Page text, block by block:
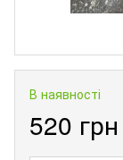
В наявності
520 грн